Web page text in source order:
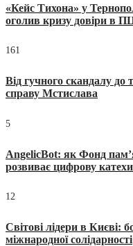
«Кейс Тихона» у
оголив кризу довіри в
161
Від гучного скандалу до
справу Мстислава
5
AngelicBot: як Фонд
розвиває цифрову
12
Світові лідери в Києві:
міжнародної солідарності